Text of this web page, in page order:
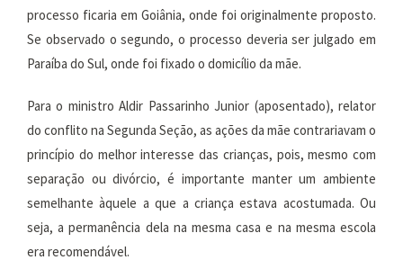
processo ficaria em Goiânia, onde foi originalmente proposto.
Se observado o segundo, o processo deveria ser julgado em
Paraíba do Sul, onde foi fixado o domicílio da mãe.
Para o ministro Aldir Passarinho Junior (aposentado), relator
do conflito na Segunda Seção, as ações da mãe contrariavam o
princípio do melhor interesse das crianças, pois, mesmo com
separação ou divórcio, é importante manter um ambiente
semelhante àquele a que a criança estava acostumada. Ou
seja, a permanência dela na mesma casa e na mesma escola
era recomendável.